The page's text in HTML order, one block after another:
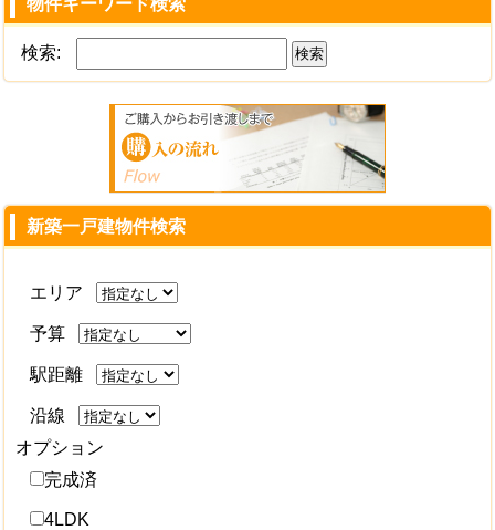
物件キーワード検索
検索:
新築一戸建物件検索
エリア
予算
駅距離
沿線
オプション
完成済
4LDK